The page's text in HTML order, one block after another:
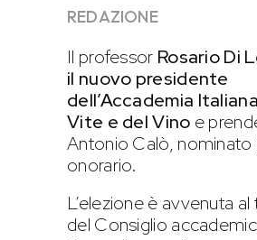
REDAZIONE
Il professor Rosario Di
il nuovo presidente
dell’Accademia
Vite e del Vino e
Antonio Calò, nominato
onorario.
L’elezione è avvenuta
del Consiglio